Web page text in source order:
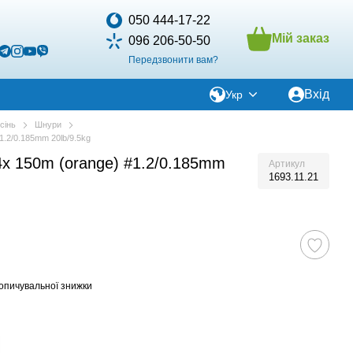
050 444-17-22
096 206-50-50
Передзвонити вам?
Мій заказ
Укр Вхід
Шнури
0.185mm 20lb/9.5kg
150m (orange) #1.2/0.185mm
Артикул
1693.11.21
знижки